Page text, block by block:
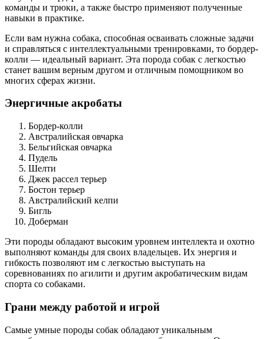
команды и трюки, а также быстро применяют полученные
навыки в практике.
Если вам нужна собака, способная осваивать сложные задачи
и справляться с интеллектуальными тренировками, то бордер-
колли — идеальный вариант. Эта порода собак с легкостью
станет вашим верным другом и отличным помощником во
многих сферах жизни.
Энергичные акробаты
Бордер-колли
Австралийская овчарка
Бельгийская овчарка
Пудель
Шелти
Джек рассел терьер
Бостон терьер
Австралийский келпи
Бигль
Доберман
Эти породы обладают высоким уровнем интеллекта и охотно
выполняют команды для своих владельцев. Их энергия и
гибкость позволяют им с легкостью выступать на
соревнованиях по агилити и другим акробатическим видам
спорта со собаками.
Грани между работой и игрой
Самые умные породы собак обладают уникальным